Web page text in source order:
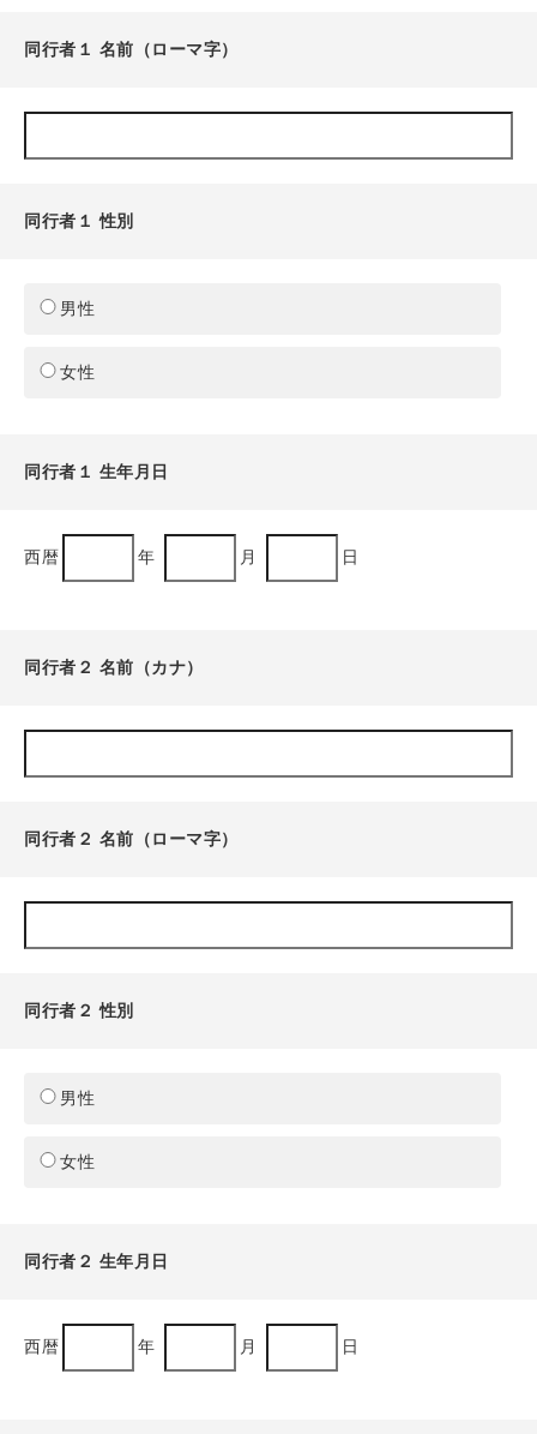
同行者１ 名前（ローマ字）
同行者１ 性別
男性
女性
同行者１ 生年月日
西暦 年 月 日
同行者２ 名前（カナ）
同行者２ 名前（ローマ字）
同行者２ 性別
男性
女性
同行者２ 生年月日
西暦 年 月 日